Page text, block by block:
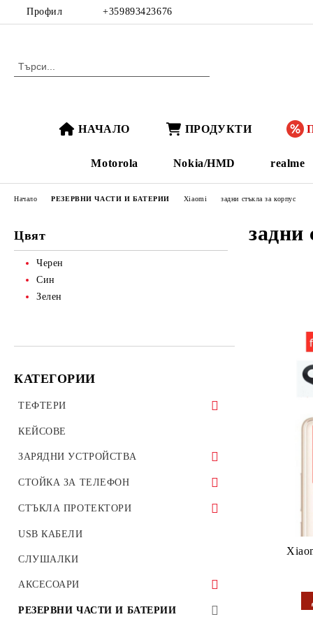
Профил +359893423676
НАЧАЛО ПРОДУКТИ
Motorola Nokia/HMD realme
Цвят
Черен
Син
Зелен
КАТЕГОРИИ
ТЕФТЕРИ
ТЕФТЕРИ ЗА ТАБЛЕТИ
УНИВЕРСАЛНИ КАЛЪФИ
КЕЙСОВЕ
ЗАРЯДНИ УСТРОЙСТВА
ЗАРЯДНИ ЗА ТЕЛЕФОН
АВТО ЗАРЯДНИ УСТРОЙСТВА
ОРИГИНАЛНИ ЗАРЯДНИ
СТОЙКА ЗА ТЕЛЕФОН
Стойки за велосипед мотоциклет
Стойки за гледане на филми телефон
СТЪКЛА ПРОТЕКТОРИ
СТЪКЛЕН ПРОТЕКТОР ЗА
ЧАСОВНИЦИ
USB КАБЕЛИ
СЛУШАЛКИ
АКСЕСОАРИ
ПРЕХОДНИЦИ
РЕЗЕРВНИ ЧАСТИ И БАТЕРИИ
Начало РЕЗЕРВНИ ЧАСТИ И БАТЕРИИ Xiaomi задни стъкла за корпус
задни